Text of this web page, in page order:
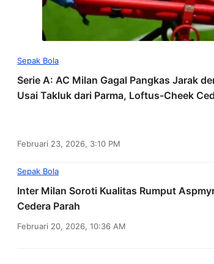
Sepak Bola
Serie A: AC Milan Gagal Pangkas Jarak
Usai Takluk dari Parma, Loftus-Cheek
Februari 23, 2026, 3:10 PM
Sepak Bola
Inter Milan Soroti Kualitas Rumput
Cedera Parah
Februari 20, 2026, 10:36 AM